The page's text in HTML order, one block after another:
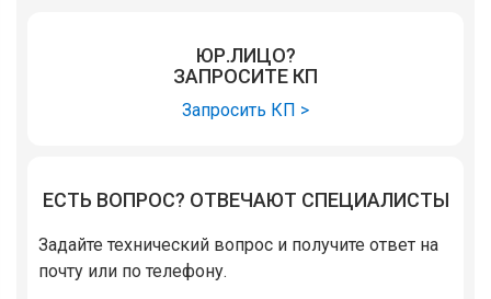
ЮР.ЛИЦО?
ЗАПРОСИТЕ КП
Запросить КП >
ЕСТЬ ВОПРОС? ОТВЕЧАЮТ СПЕЦИАЛИСТЫ
Задайте технический вопрос и получите ответ на
почту или по телефону.